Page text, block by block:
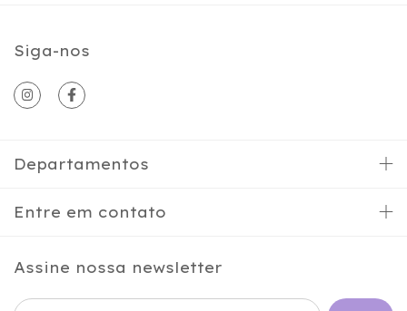
Siga-nos
Departamentos
Entre em contato
Assine nossa newsletter